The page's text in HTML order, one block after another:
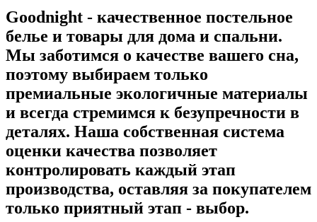
Goodnight - качественное постельное
белье и товары для дома и спальни.
Мы заботимся о качестве вашего сна,
поэтому выбираем только
премиальные экологичные материалы
и всегда стремимся к безупречности в
деталях. Наша собственная система
оценки качества позволяет
контролировать каждый этап
производства, оставляя за покупателем
только приятный этап - выбор.